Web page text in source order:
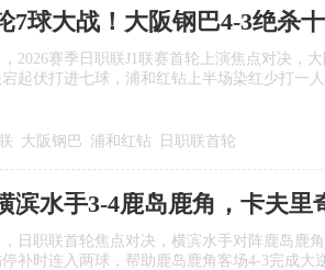
7球大战！大阪钢巴4‑3绝杀
2026赛季日职联J1联赛首轮上演焦点对决，
起伏打进七球，浦和红钻上半场染红少打一
大阪钢巴 浦和红钻 日职联首轮
日职联首轮焦点对决，横滨水手对阵鹿岛鹿
补时连入两球，帮助鹿岛鹿角客场4‑3完成大